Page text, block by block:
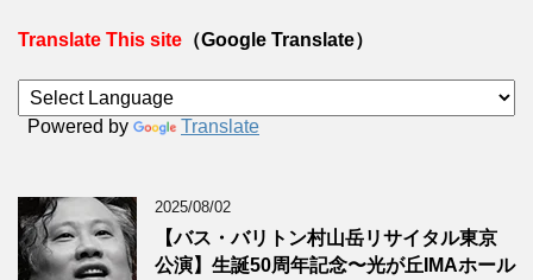
Translate This site （Google Translate）
Powered by Translate
2025/08/02
【バス・バリトン村山岳リサイタル東京
公演】生誕50周年記念〜光が丘IMAホール